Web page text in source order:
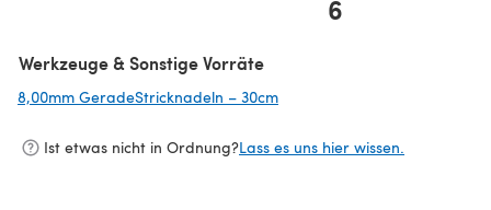
6
Werkzeuge & Sonstige Vorräte
8,00mm GeradeStricknadeln – 30cm
Ist etwas nicht in Ordnung?Lass es uns hier wissen.